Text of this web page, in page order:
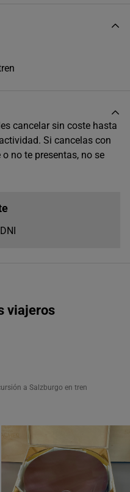
cancelar sin coste hasta
Si cancelas con
no te presentas, no se
viajeros
a Salzburgo en tren